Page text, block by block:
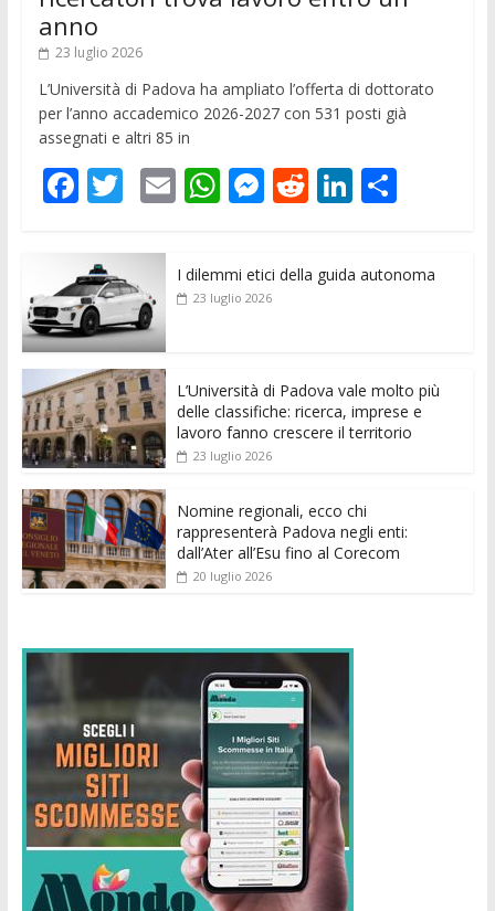
anno
23 luglio 2026
L’Università di Padova ha ampliato l’offerta di dottorato
per l’anno accademico 2026-2027 con 531 posti già
assegnati e altri 85 in
F
e
b
o
o
k
T
itt
er
E
ai
l
W
s
p
M
ss
e
er
R
di
Li
e
C
di
I dilemmi etici della guida autonoma
23 luglio 2026
L’Università di Padova vale molto più
delle classifiche: ricerca, imprese e
lavoro fanno crescere il territorio
23 luglio 2026
Nomine regionali, ecco chi
rappresenterà Padova negli enti:
dall’Ater all’Esu fino al Corecom
20 luglio 2026